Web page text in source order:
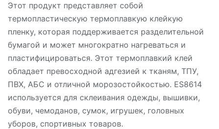
Этот продукт представляет собой
термопластическую термоплавкую клейкую
пленку, которая поддерживается разделительной
бумагой и может многократно нагреваться и
пластифицироваться. Этот термоплавкий клей
обладает превосходной адгезией к тканям, ТПУ,
ПВХ, АБС и отличной морозостойкостью. ES8614
используется для склеивания одежды, вышивки,
обуви, чемоданов, сумок, игрушек, головных
уборов, спортивных товаров.